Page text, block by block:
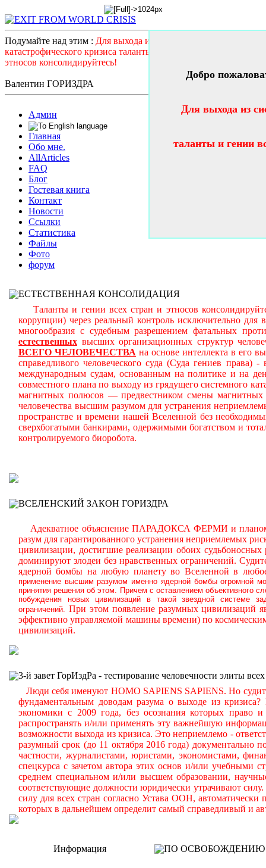
Подумайте над этим : Для выхода из системного
катастрофического кризиса таланты и гении всех стран и
этносов консолидируйтесь!
Валентин ГОРИЗДРА
Админ
Главная
Обо мне.
AllArticles
FAQ
Блог
Гостевая книга
Контакт
Новости
Ссылки
Статистика
Файлы
Фото
форум
ЕСТЕСТВЕННАЯ КОНСОЛИДАЦИЯ
Таланты и гении всех стран и этносов
коррупции) через реальный контроль исключительно
многообразия с судебным разрешением фатальных
естественных высших организационных структур
ВСЕГО ЧЕЛОВЕЧЕСТВА на основе интеллекта в его
справедливого человеческого суда (Суда гениев
международным судам, основанным на политике и на
совместного плана по выходу из грядущего системного
магнитных полюсов — предвестником смены магнитных
человечества высшим разумом для устранения
пространстве и времени нашей Вселенной без
сверхбогатыми банкирами, одержимыми богатством и
контролируемого биоробота.
ВСЕЛЕНСКИЙ ЗАКОН ГОРИЗДРА
Адекватное объяснение ПАРАДОКСА ФЕРМИ и
разум для гарантированного устранения неприемлемых
цивилизации, достигшие реализации обоих
доминируют злодеи без нравственных ограничений.
ядерной бомбы на любую планету во Вселенной в
применение высшим разумом именно ядерной бомбы огромной
принятия решения об этом. Причем с оставлением объективного
побуждения новых цивилизаций в такой звездной системе
ограничений. При этом появление разумных цивилизаций
эффективно управляемой машины времени) по
цивилизаций.
3-й завет ГорИздРа - тестирование человечности элиты
Люди себя именуют HOMO SAPIENS SAPIENS. Но
фундаментальным доводам разума о выходе из
экономики с 2009 года, без осознания которых право
распространять и/или применять эту важнейшую
возможности выхода из кризиса. Это неприемлемо -
разумный срок (до 11 октября 2016 года)
частности, журналистами, юристами, экономистами,
спецкурса с зачетом автора этих основ и/или учебными
среднем специальном и/или высшем образовании,
соответствующие должности юридически утрачивают
силу для всех стран согласно Устава ООН,
которых в дальнейшем определит самый справедливый и
Информация ПО ОСВОБОЖДЕНИЮ
Добро
Для выхода из
таланты и гении